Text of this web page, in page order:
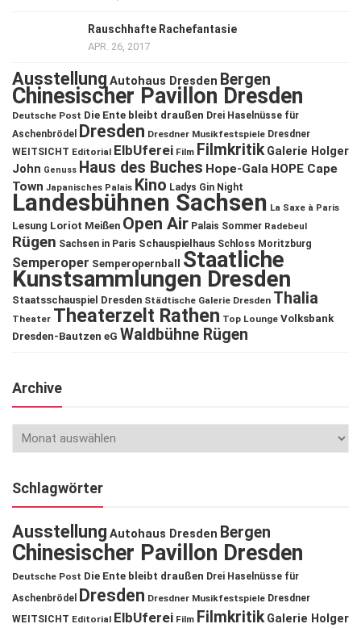
Rauschhafte Rachefantasie
APR. 26, 2017
Ausstellung Autohaus Dresden Bergen
Chinesischer Pavillon Dresden
Deutsche Post Die Ente bleibt draußen Drei Haselnüsse für
Aschenbrödel
Dresden Dresdner Musikfestspiele Dresdner
WEITSICHT Editorial ElbUferei Film Filmkritik Galerie Holger
John Genuss Haus des Buches Hope-Gala HOPE Cape
Town Japanisches Palais Kino Ladys Gin Night
Landesbühnen Sachsen La Saxe à Paris
Lesung Loriot Meißen Open Air Palais Sommer Radebeul
Rügen Sachsen in Paris Schauspielhaus Schloss Moritzburg
Semperoper Semperopernball Staatliche
Kunstsammlungen Dresden
Staatsschauspiel Dresden Städtische Galerie Dresden Thalia
Theater Theaterzelt Rathen Top Lounge Volksbank
Dresden-Bautzen eG Waldbühne Rügen
Archive
Schlagwörter
Ausstellung Autohaus Dresden Bergen
Chinesischer Pavillon Dresden
Deutsche Post Die Ente bleibt draußen Drei Haselnüsse für
Aschenbrödel
Dresden Dresdner Musikfestspiele Dresdner
WEITSICHT Editorial ElbUferei Film Filmkritik Galerie Holger